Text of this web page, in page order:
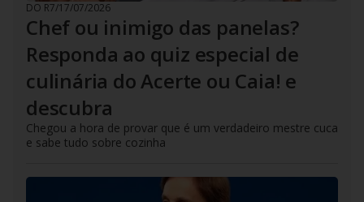
DO R7/17/07/2026
Chef ou inimigo das panelas?
Responda ao quiz especial de
culinária do Acerte ou Caia! e
descubra
Chegou a hora de provar que é um verdadeiro mestre cuca
e sabe tudo sobre cozinha